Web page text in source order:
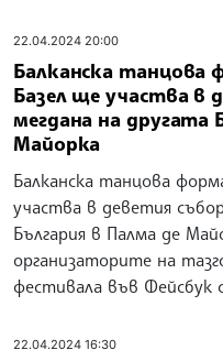
22.04.2024 20:00
Балканска танцова
Базел ще участва в
мегдана на другата
Майорка
Балканска танцова
участва в деветия
България в Палма де
организаторите на
фестивала във
22.04.2024 16:30